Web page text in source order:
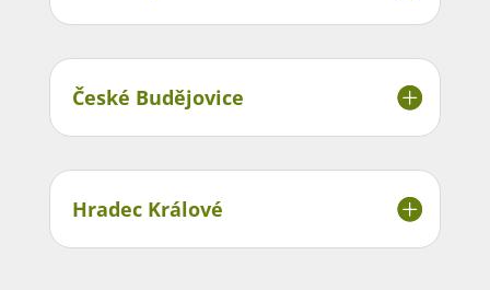
České Budějovice
Hradec Králové